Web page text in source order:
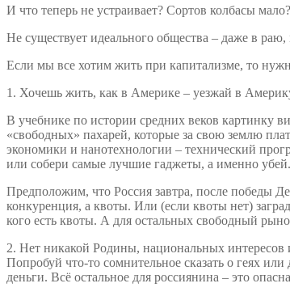
И что теперь не устраивает? Сортов колбасы мало?
Не существует идеального общества – даже в
Если мы все хотим жить при капитализме, то
1. Хочешь жить, как в Америке – уезжай в
В учебнике по истории средних веков картинку
«свободных» пахарей, которые за свою землю
экономики и нанотехнологии – технический
или собери самые лучшие гаджеты, а именно
Предположим, что Россия завтра, после победы
конкуренция, а квоты. Или (если квоты нет)
кого есть квоты. А для остальных свободный
2. Нет никакой Родины, национальных интересов
Попробуй что-то сомнительное сказать о геях
деньги. Всё остальное для россиянина – это